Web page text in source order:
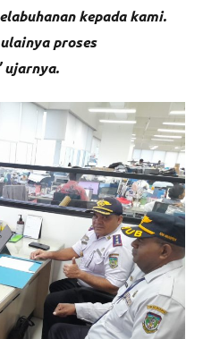
kepada kami.
proses
ujarnya.